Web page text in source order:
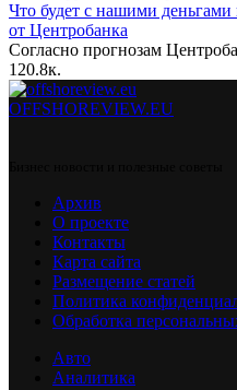
Что будет с нашими
от Центробанка
Согласно прогнозам
1 20.8к.
OFFSHOREVIEW.EU
Архив
О проекте
Контакты
Карта сайта
Размещение статей
Политика
Обработка
Авто
Аналитика